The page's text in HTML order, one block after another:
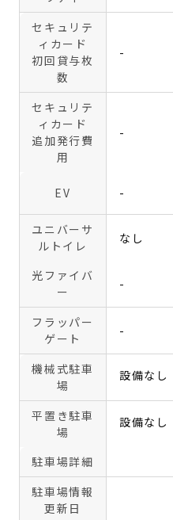
セキュリテ
ィカード
初回貸与枚
数
-
セキュリテ
ィカード
追加発行費
用
-
EV -
ユニバーサ
ルトイレ
なし
光ファイバ
ー
-
フラッパー
ゲート
-
機械式駐車
場
設備なし
平置き駐車
場
設備なし
駐車場詳細
駐車場情報
更新日